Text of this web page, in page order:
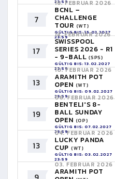
23:59
7
16. FEBRUAR 2026
BCNL –
CHALLENGE
TOUR (WT)
GÜLTIG BIS: 15.02.2027
23:59
17
14. FEBRUAR 2026
SWISSPOOL
SERIES 2026 - R1
- 9-BALL(SPS)
GÜLTIG BIS: 13.02.2027
23:59
13
10. FEBRUAR 2026
ARAMITH POT
OPEN (WT)
GÜLTIG BIS: 09.02.2027
23:59
19
08. FEBRUAR 2026
BENTELI'S 8-
BALL SUNDAY
OPEN (OP)
GÜLTIG BIS: 07.02.2027
23:59
13
04. FEBRUAR 2026
LUCKY PANDA
CUP (WT)
GÜLTIG BIS: 03.02.2027
23:59
03. FEBRUAR 2026
ARAMITH POT